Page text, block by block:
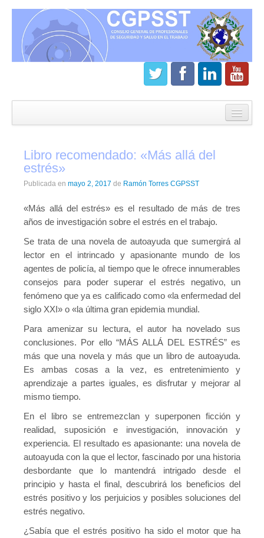
¿Que es el Consejo?
Estatutos
Órganos de gobierno
Junta directiva del CGPSST
Asamblea general CGPSST
Publicaciones
Publicaciones del CGPSST
Publicaciones de las asociaciones
Publicaciones de otros colectivos
Prevencionistas
Prevencionistas SST
Novedades
Novedades del consejo
Novedades de asociaciones
Novedades legislativas
Novedades tecnicas
Libro recomendado: «Más allá del
estrés»
Publicada en mayo 2, 2017 de Ramón Torres CGPSST
«Más allá del estrés» es el resultado de más de tres
años de investigación sobre el estrés en el trabajo.
Se trata de una novela de autoayuda que sumergirá al
lector en el intrincado y apasionante mundo de los
agentes de policía, al tiempo que le ofrece innumerables
consejos para poder superar el estrés negativo, un
fenómeno que ya es calificado como «la enfermedad del
siglo XXI» o «la última gran epidemia mundial.
Para amenizar su lectura, el autor ha novelado sus
conclusiones. Por ello “MÁS ALLÁ DEL ESTRÉS” es
más que una novela y más que un libro de autoayuda.
Es ambas cosas a la vez, es entretenimiento y
aprendizaje a partes iguales, es disfrutar y mejorar al
mismo tiempo.
En el libro se entremezclan y superponen ficción y
realidad, suposición e investigación, innovación y
experiencia. El resultado es apasionante: una novela de
autoayuda con la que el lector, fascinado por una historia
desbordante que lo mantendrá intrigado desde el
principio y hasta el final, descubrirá los beneficios del
estrés positivo y los perjuicios y posibles soluciones del
estrés negativo.
¿Sabía que el estrés positivo ha sido el motor que ha